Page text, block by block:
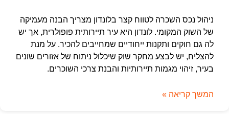
ניהול נכס השכרה לטווח קצר בלונדון מצריך הבנה מעמיקה
של השוק המקומי. לונדון היא עיר תיירותית פופולרית, אך יש
לה גם חוקים ותקנות ייחודיים שמחייבים להכיר. על מנת
להצליח, יש לבצע מחקר שוק שיכלול ניתוח של אזורים שונים
בעיר, זיהוי מגמות תיירותיות והבנת צרכי השוכרים.
המשך קריאה »